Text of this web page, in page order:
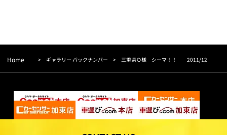
Home > ギャラリー バックナンバー > 三重県Ｏ様 シーマ！！ 2011/12